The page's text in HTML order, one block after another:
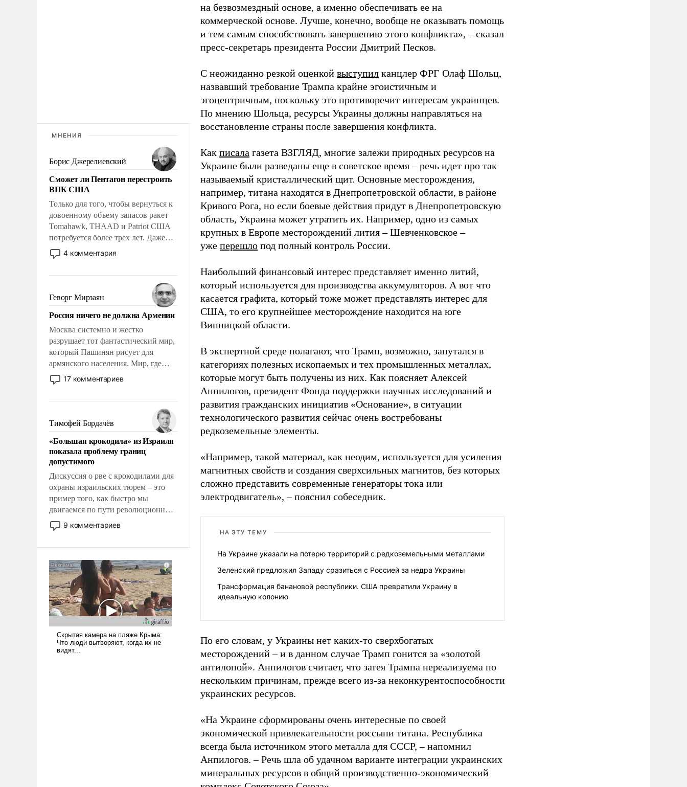
МНЕНИЯ
Борис Джерелиевский
Сможет ли Пентагон перестроить
ВПК США
Только для того, чтобы вернуться к
довоенному объему запасов ракет
Tomahawk, THAAD и Patriot США
потребуется более трех лет. Даже
небольшая война с Ираном
опустошила американские
уязвимости США, например, перед
Китаем.
4 комментария
Геворг Мирзаян
Россия ничего не должна Армении
Москва системно и жестко
разрушает тот фантастический мир,
который Пашинян рисует для
армянского населения. Мир, где
политические прожекты будут
безусловно оплачиваться за счет
где Еревану за свои поступки не
нужно отвечать.
17 комментариев
Тимофей Бордачёв
«Большая крокодила» из Израиля
показала проблему границ
допустимого
Дискуссия о рве с крокодилами для
охраны израильских тюрем – это
пример того, как быстро мы
двигаемся по пути революционных
изменений. То, что несколько лет
назад было образом для
9 комментариев
на безвозмездный основе, а именно обеспечивать ее на
коммерческой основе. Лучше, конечно, вообще не оказывать помощь
и тем самым способствовать завершению этого конфликта», – сказал
пресс-секретарь президента России Дмитрий Песков.
С неожиданно резкой оценкой выступил канцлер ФРГ Олаф Шольц,
назвавший требование Трампа крайне эгоистичным и
эгоцентричным, поскольку это противоречит интересам украинцев.
По мнению Шольца, ресурсы Украины должны направляться на
восстановление страны после завершения конфликта.
Как писала газета ВЗГЛЯД, многие залежи природных ресурсов на
Украине были разведаны еще в советское время – речь идет про так
называемый кристаллический щит. Основные месторождения,
например, титана находятся в Днепропетровской области, в районе
Кривого Рога, но если боевые действия придут в Днепропетровскую
область, Украина может утратить их. Например, одно из самых
крупных в Европе месторождений лития – Шевченковское –
уже перешло под полный контроль России.
Наибольший финансовый интерес представляет именно литий,
который используется для производства аккумуляторов. А вот что
касается графита, который тоже может представлять интерес для
США, то его крупнейшее месторождение находится на юге
Винницкой области.
В экспертной среде полагают, что Трамп, возможно, запутался в
категориях полезных ископаемых и тех промышленных металлах,
которые могут быть получены из них. Как поясняет Алексей
Анпилогов, президент Фонда поддержки научных исследований и
развития гражданских инициатив «Основание», в ситуации
технологического развития сейчас очень востребованы
редкоземельные элементы.
«Например, такой материал, как неодим, используется для усиления
магнитных свойств и создания сверхсильных магнитов, без которых
сложно представить современные генераторы тока или
электродвигатель», – пояснил собеседник.
НА ЭТУ ТЕМУ
На Украине указали на потерю территорий с редкоземельными металлами
Зеленский предложил Западу сразиться с Россией за недра Украины
Трансформация банановой республики. США превратили Украину в
идеальную колонию
По его словам, у Украины нет каких-то сверхбогатых
месторождений – и в данном случае Трамп гонится за «золотой
антилопой». Анпилогов считает, что затея Трампа нереализуема по
нескольким причинам, прежде всего из-за неконкурентоспособности
украинских ресурсов.
«На Украине сформированы очень интересные по своей
экономической привлекательности россыпи титана. Республика
всегда была источником этого металла для СССР, – напомнил
Анпилогов. – Речь шла об удачном варианте интеграции украинских
минеральных ресурсов в общий производственно-экономический